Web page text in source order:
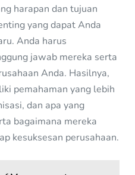
harapan dan tujuan
yang dapat Anda
Anda harus
jawab mereka serta
Anda. Hasilnya,
pemahaman yang lebih
dan apa yang
bagaimana mereka
kesuksesan perusahaan.